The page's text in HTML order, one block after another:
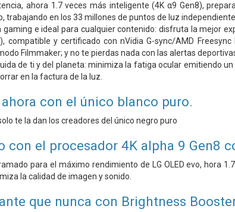
ahora 1.7 veces más inteligente (4K α9 Gen8),
trabajando en los 33 millones de puntos de luz
e ideal para cualquier contenido: disfruta la mejor
compatible y certificado con nVidia G-sync/AMD
Filmmaker; y no te pierdas nada con las alertas
de ti y del planeta: minimiza la fatiga ocular emitiendo
en la factura de la luz.
con el único blanco puro.
te la dan los creadores del único negro puro
con el procesador 4K alpha 9 Gen8
para el máximo rendimiento de LG OLED evo, hora
la calidad de imagen y sonido.
que nunca con Brightness